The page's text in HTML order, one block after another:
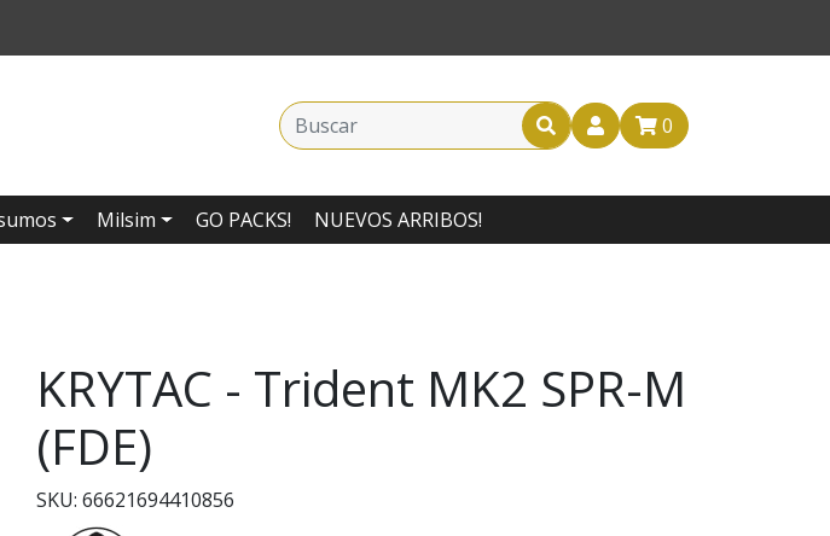
0
Milsim GO PACKS! NUEVOS ARRIBOS!
KRYTAC - Trident MK2 SPR-M
(FDE)
SKU: 66621694410856